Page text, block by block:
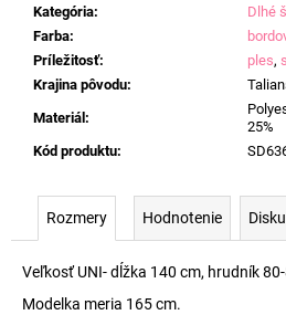
Kategória:
Dlhé
Farba:
Príležitosť: ples,
Krajina pôvodu:
Materiál :
25%
Kód produktu:
Rozmery Hodnotenie
Veľkosť UNI- dĺžka 140 cm, hrudník
Modelka meria 165 cm.